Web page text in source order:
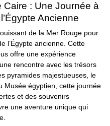
: Une Journée à
Ancienne
de la Mer Rouge pour
l’Égypte ancienne. Cette
offre une expérience
rencontre avec les trésors
pyramides majestueuses, le
Musée égyptien, cette journée
et des souvenirs
une aventure unique qui